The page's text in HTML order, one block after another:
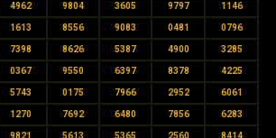
4962 9804 3605 9797 1146
1613 8556 9083 0481 0796
7398 8626 5387 4900 3285
0367 9550 6397 8378 4225
5743 0175 7966 2952 6061
1270 7692 6480 7856 6283
9821 5613 5365 2560 8414